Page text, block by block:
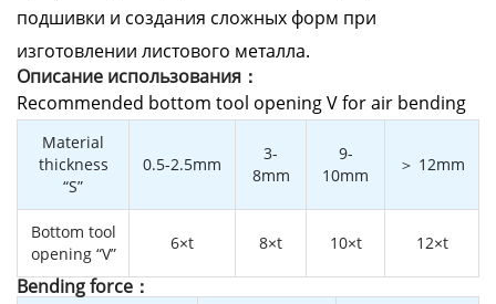
подшивки и создания сложных форм при
изготовлении листового металла.
Описание использования：
Recommended bottom tool opening V for air bending
Material
thickness
“S”
0.5-2.5mm
3-
8mm
9-
10mm
＞ 12mm
Bottom tool
opening “V”
6×t 8×t 10×t 12×t
Bending force：